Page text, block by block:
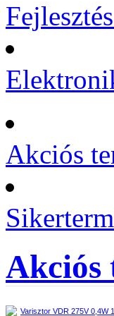
Akciós
Akciós
Varisztor VDR 275V 0,4W